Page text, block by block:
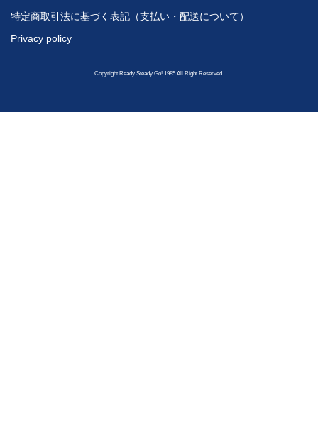
特定商取引法に基づく表記（支払い・配送について）
Privacy policy
Copyright Ready Steady Go! 1985 All Right Reserved.